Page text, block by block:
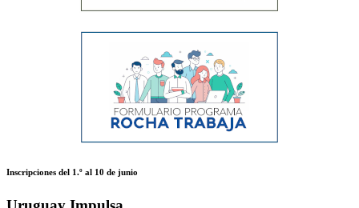
Inscripciones del 1.º al 10 de junio